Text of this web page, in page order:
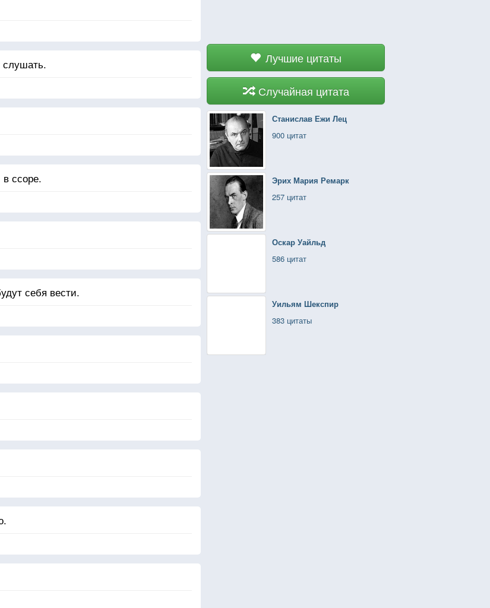
Лучшие цитаты
Случайная цитата
Станислав Ежи Лец
900 цитат
Эрих Мария Ремарк
257 цитат
Оскар Уайльд
586 цитат
Уильям Шекспир
383 цитаты
слушать.
ссоре.
себя вести.